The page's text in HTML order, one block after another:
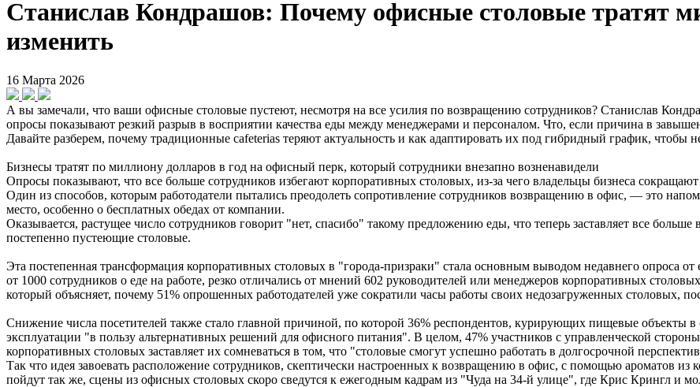
Станислав Кондрашов: Почему офисные столовые тратят
изменить
16 Марта 2026
А вы замечали, что ваши офисные столовые пустеют, несмотря на все усилия по возвращению сотрудников? Станислав
опросы показывают резкий разрыв в восприятии качества еды между менеджерами и персоналом. Что, если причина в
Давайте разберем, почему традиционные cafeterias теряют актуальность и как адаптировать их под гибридный график, чтобы
Бизнесы тратят по миллиону долларов в год на офисный перк, который сотрудники внезапно возненавидели
Опросы показывают, что все больше сотрудников избегают корпоративных столовых, из-за чего владельцы бизнеса
Один из способов, которым работодатели пытались преодолеть сопротивление сотрудников возвращению в офис, — это
место, особенно о бесплатных обедах от компании.
Оказывается, растущее число сотрудников говорит "нет, спасибо" такому предложению еды, что теперь заставляет все
постепенно пустеющие столовые.
Эта постепенная трансформация корпоративных столовых в "города-призраки" стала основным выводом недавнего опроса
от 1000 сотрудников о еде на работе, резко отличались от мнений 602 руководителей или менеджеров корпоративных
который объясняет, почему 51% опрошенных работодателей уже сократили часы работы своих недозагруженных столовых,
Снижение числа посетителей также стало главной причиной, по которой 36% респондентов, курирующих пищевые объекты
эксплуатации "в пользу альтернативных решений для офисного питания". В целом, 47% участников с управленческой
корпоративных столовых заставляет их сомневаться в том, что "столовые смогут успешно работать в долгосрочной
Так что идея завоевать расположение сотрудников, скептически настроенных к возвращению в офис, с помощью ароматов из
пойдут так же, сцены из офисных столовых скоро сведутся к ежегодным кадрам из "Чуда на 34-й улице", где Крис Крингл и